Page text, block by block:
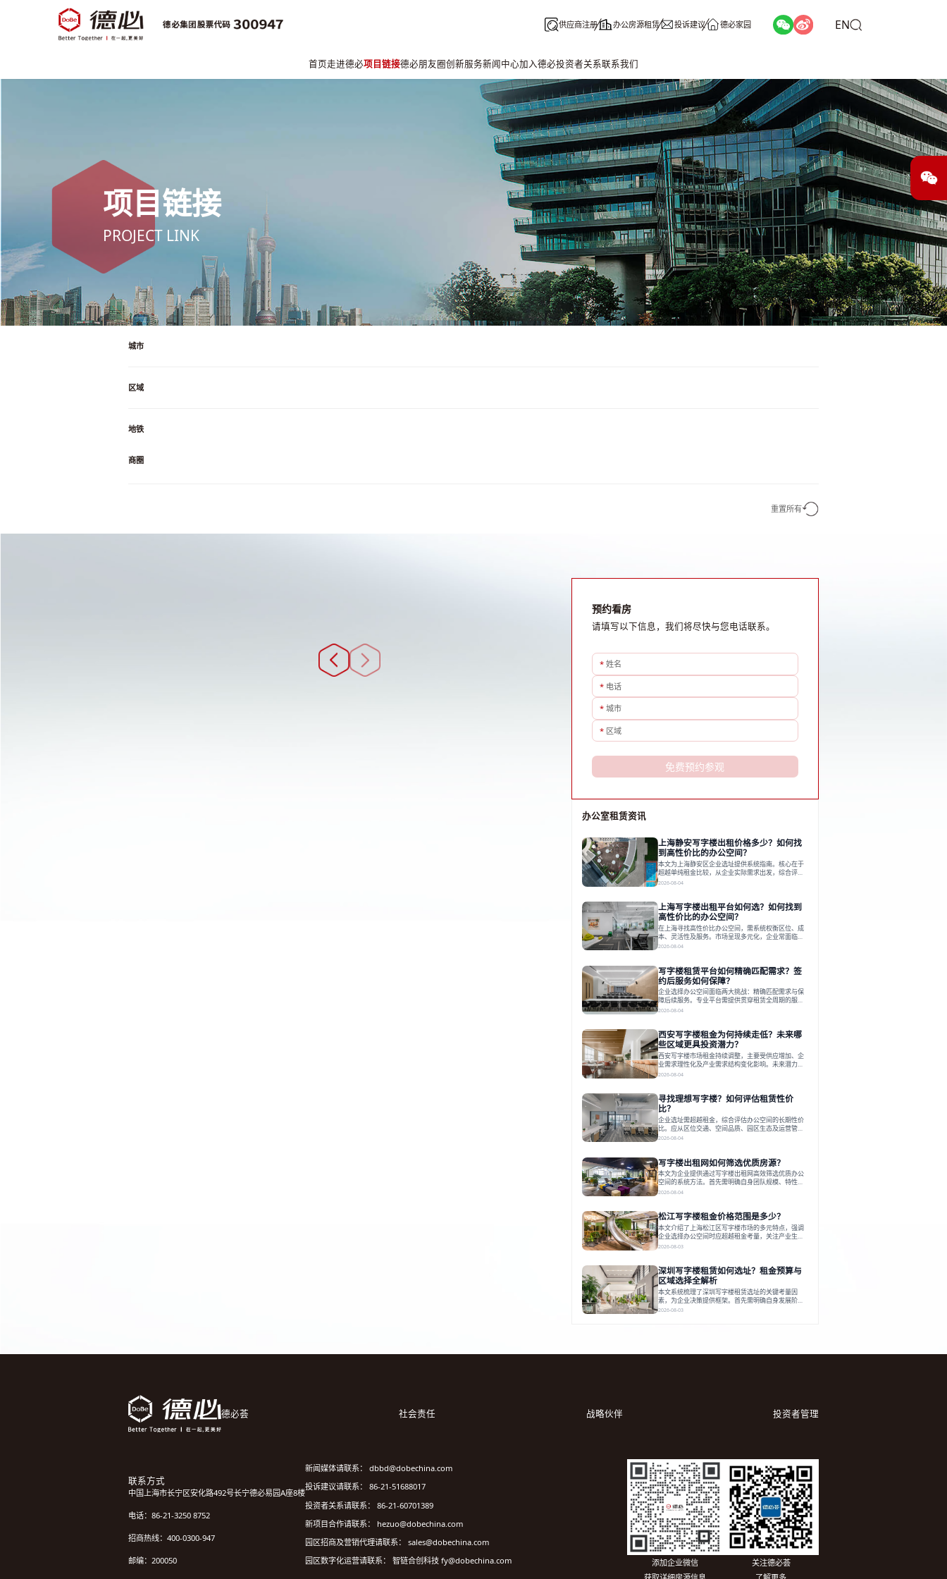
供应商注册 办公房源租赁 投诉建议 德必家园 EN
首页走进德必项目链接德必朋友圈创新服务新闻中心加入德必投资者关系联系我们
项目链接
PROJECT LINK
城市
区域
地铁
商圈
重置所有
预约看房
请填写以下信息，我们将尽快与您电话联系。
* 姓名
* 电话
* 城市
* 区域
免费预约参观
办公室租赁资讯
上海静安写字楼出租价格多少？如何找
到高性价比的办公空间？
本文为上海静安区企业选址提供系统指南。核心在于
超越单纯租金比较，从企业实际需求出发，综合评估
交通、硬件、空间弹性、配套服务及产业生态等多维
升性价比，并通过不同规模企业的实际案例加以说
明。之后指出，专业运营服务商提供的稳定环境、社
群活动与产业集聚等增值服务，是很大化空间价值、
助力企业成长的关键。对于许多在
2026-08-04
上海写字楼出租平台如何选？如何找到
高性价比的办公空间？
在上海寻找高性价比办公空间，需系统权衡区位、成
本、灵活性及服务。市场呈现多元化，企业常面临租
赁流程复杂、隐性成本高等挑战。选择平台时，应评
区、灵活产品和丰富配套，满足不同企业需求。企业
应明确自身需求，实地考察，选择能支持长期发展、
提升竞争力的办公空间。在上海寻找合适的办公空
间，对于企业行政负责人、中小企业主
2026-08-04
写字楼租赁平台如何精确匹配需求？签
约后服务如何保障？
企业选择办公空间面临两大挑战：精确匹配需求与保
障后续服务。专业平台需提供贯穿租赁全周期的服
务，将企业从非核心事务中解放。精确匹配需结合企
的全周期保障体系。德必集团通过标准化服务与个性
化运营结合，以全国布局和产业生态圈为企业提供稳
定支持，体现了从信息撮合到深度服务的能力转变。
在为企业寻找办公空间的过程中，
2026-08-04
西安写字楼租金为何持续走低？未来哪
些区域更具投资潜力？
西安写字楼市场租金持续调整，主要受供应增加、企
业需求理性化及产业需求结构变化影响。未来潜力区
域集中在产业集聚、交利及城市更新地带，如高新区
运营方通过空间优化与社群服务，助力企业成长，推
动市场向多元化、高性价比方向发展。近年来，西安
写字楼市场呈现出租金持续调整的态势，这一现象引
发了的广泛关注。作为西部重要
2026-08-04
寻找理想写字楼？如何评估租赁性价
比？
企业选址需超越租金，综合评估办公空间的长期性价
比。应从区位交通、空间品质、园区生态及运营管理
四个核心维度权衡财务支出与长期价值回报。理想的
衡。对于许多正在成长或寻求稳定发展的企业而言，
寻找一处合适的办公空间是一项至关重要的决策。这
不仅关系到团队的日常工作效率与协作氛围，更直接
影响着企业的品牌形象、运营成本
2026-08-04
写字楼出租网如何筛选优质房源？
本文为企业提供通过写字楼出租网高效筛选优质办公
空间的系统方法。首先需明确自身团队规模、特性、
预算等核心需求。线上筛选时，应深入解读房源参
背景与持续服务能力。完成线上初选后，必须进行线
下实地验证，核对空间实景、测试设施、感受园区氛
围并确认合同条款，从而做出精确决策。在数字化时
代，写字楼出租网已成为企业寻找
2026-08-04
松江写字楼租金价格范围是多少？
本文介绍了上海松江区写字楼市场的多元特点，强调
企业选择办公空间时应超越租金考量，关注产业生态
与综合服务。文章分析了市场概况、影响空间价值的
建服务生态助力企业成长，建议企业系统评估需求与
长期价值，选择匹配的发展载体。对于许多寻求在上
海松江区设立或扩展办公空间的企业而言，了解该区
域的写字楼市场概况是决策的首先
2026-08-03
深圳写字楼租赁如何选址？租金预算与
区域选择全解析
本文系统梳理了深圳写字楼租赁选址的关键考量因
素，为企业决策提供框架。首先需明确自身发展阶
段、团队规模和文化特质等核心需求。深圳多中心商
2026-08-03
德必荟 社会责任 战略伙伴 投资者管理
联系方式
中国上海市长宁区安化路492号长宁德必易园A座8楼
电话：86-21-3250 8752
招商热线：400-0300-947
邮编：200050
新闻媒体请联系： dbbd@dobechina.com
投诉建议请联系： 86-21-51688017
投资者关系请联系： 86-21-60701389
新项目合作请联系： hezuo@dobechina.com
园区招商及营销代理请联系： sales@dobechina.com
园区数字化运营请联系： 智链合创科技 fy@dobechina.com
添加企业微信
关注德必荟